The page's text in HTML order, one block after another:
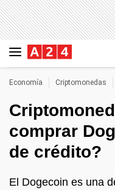
Economía Criptomonedas
comprar
de crédito?
El Dogecoin es una